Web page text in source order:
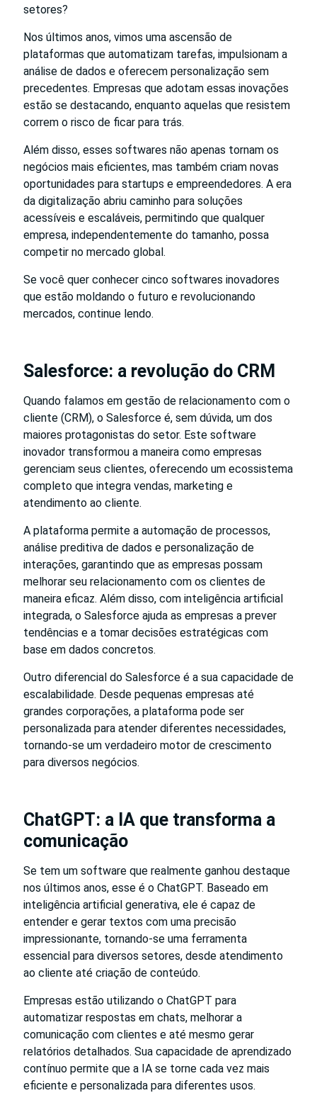
setores?
Nos últimos anos, vimos uma ascensão de
plataformas que automatizam tarefas, impulsionam a
análise de dados e oferecem personalização sem
precedentes. Empresas que adotam essas inovações
estão se destacando, enquanto aquelas que resistem
correm o risco de ficar para trás.
Além disso, esses softwares não apenas tornam os
negócios mais eficientes, mas também criam novas
oportunidades para startups e empreendedores. A era
da digitalização abriu caminho para soluções
acessíveis e escaláveis, permitindo que qualquer
empresa, independentemente do tamanho, possa
competir no mercado global.
Se você quer conhecer cinco softwares inovadores
que estão moldando o futuro e revolucionando
mercados, continue lendo.
Salesforce: a revolução do CRM
Quando falamos em gestão de relacionamento com o
cliente (CRM), o Salesforce é, sem dúvida, um dos
maiores protagonistas do setor. Este software
inovador transformou a maneira como empresas
gerenciam seus clientes, oferecendo um ecossistema
completo que integra vendas, marketing e
atendimento ao cliente.
A plataforma permite a automação de processos,
análise preditiva de dados e personalização de
interações, garantindo que as empresas possam
melhorar seu relacionamento com os clientes de
maneira eficaz. Além disso, com inteligência artificial
integrada, o Salesforce ajuda as empresas a prever
tendências e a tomar decisões estratégicas com
base em dados concretos.
Outro diferencial do Salesforce é a sua capacidade de
escalabilidade. Desde pequenas empresas até
grandes corporações, a plataforma pode ser
personalizada para atender diferentes necessidades,
tornando-se um verdadeiro motor de crescimento
para diversos negócios.
ChatGPT: a IA que transforma a
comunicação
Se tem um software que realmente ganhou destaque
nos últimos anos, esse é o ChatGPT. Baseado em
inteligência artificial generativa, ele é capaz de
entender e gerar textos com uma precisão
impressionante, tornando-se uma ferramenta
essencial para diversos setores, desde atendimento
ao cliente até criação de conteúdo.
Empresas estão utilizando o ChatGPT para
automatizar respostas em chats, melhorar a
comunicação com clientes e até mesmo gerar
relatórios detalhados. Sua capacidade de aprendizado
contínuo permite que a IA se torne cada vez mais
eficiente e personalizada para diferentes usos.